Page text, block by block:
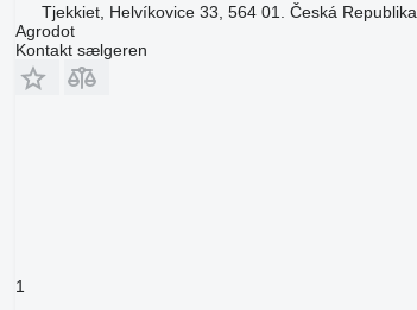
Tjekkiet, Helvíkovice 33, 564 01. Česká Republika
Agrodot
Kontakt sælgeren
1